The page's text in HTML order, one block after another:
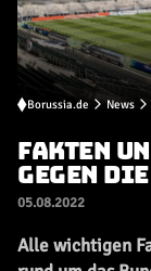
Borussia.de News
FAKTEN
GEGEN
05.08.2022
Alle wichtigen